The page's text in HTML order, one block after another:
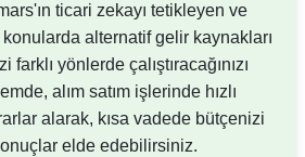
ticari zekayı tetikleyen ve
alternatif gelir kaynakları
yönlerde çalıştıracağınızı
alım satım işlerinde hızlı
alarak, kısa vadede bütçenizi
elde edebilirsiniz.